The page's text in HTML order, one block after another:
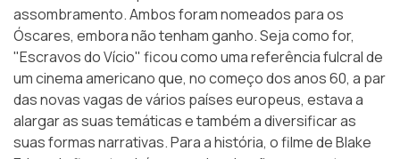
assombramento. Ambos foram nomeados para os
Óscares, embora não tenham ganho. Seja como for,
"Escravos do Vício" ficou como uma referência fulcral de
um cinema americano que, no começo dos anos 60, a par
das novas vagas de vários países europeus, estava a
alargar as suas temáticas e também a diversificar as
suas formas narrativas. Para a história, o filme de Blake